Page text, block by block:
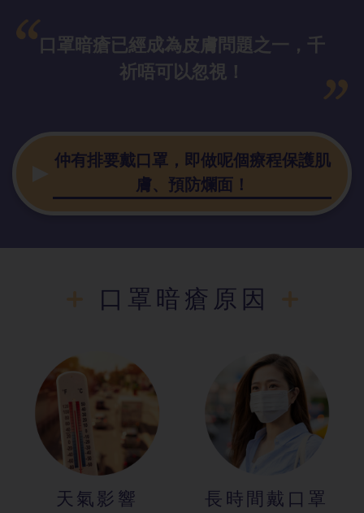
口罩暗瘡已經成為皮膚問題之一，千
祈唔可以忽視！
仲有排要戴口罩，即做呢個療程保護肌
膚、預防爛面！
口罩暗瘡原因
天氣影響 長時間戴口罩